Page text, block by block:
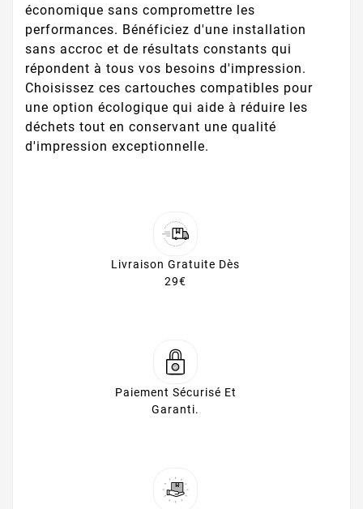
économique sans compromettre les
performances. Bénéficiez d'une installation
sans accroc et de résultats constants qui
répondent à tous vos besoins d'impression.
Choisissez ces cartouches compatibles pour
une option écologique qui aide à réduire les
déchets tout en conservant une qualité
d'impression exceptionnelle.
Livraison Gratuite Dès
29€
Paiement Sécurisé Et
Garanti.